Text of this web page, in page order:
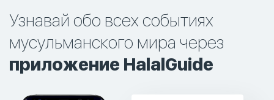
Узнавай обо всех событиях
мусульманского мира через
приложение HalalGuide